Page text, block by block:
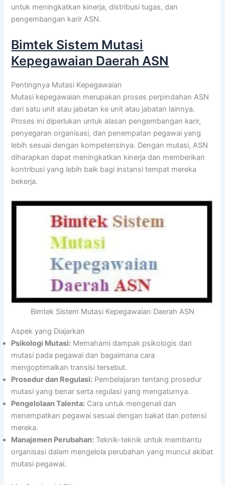
untuk meningkatkan kinerja, distribusi tugas, dan
pengembangan karir ASN.
Bimtek Sistem Mutasi
Kepegawaian Daerah ASN
Pentingnya Mutasi Kepegawaian
Mutasi kepegawaian merupakan proses perpindahan ASN
dari satu unit atau jabatan ke unit atau jabatan lainnya.
Proses ini diperlukan untuk alasan pengembangan karir,
penyegaran organisasi, dan penempatan pegawai yang
lebih sesuai dengan kompetensinya. Dengan mutasi, ASN
diharapkan dapat meningkatkan kinerja dan memberikan
kontribusi yang lebih baik bagi instansi tempat mereka
bekerja.
Bimtek Sistem Mutasi Kepegawaian Daerah ASN
Aspek yang Diajarkan
Psikologi Mutasi: Memahami dampak psikologis dari
mutasi pada pegawai dan bagaimana cara
mengoptimalkan transisi tersebut.
Prosedur dan Regulasi: Pembelajaran tentang prosedur
mutasi yang benar serta regulasi yang mengaturnya.
Pengelolaan Talenta: Cara untuk mengenali dan
menempatkan pegawai sesuai dengan bakat dan potensi
mereka.
Manajemen Perubahan: Teknik-teknik untuk membantu
organisasi dalam mengelola perubahan yang muncul akibat
mutasi pegawai.